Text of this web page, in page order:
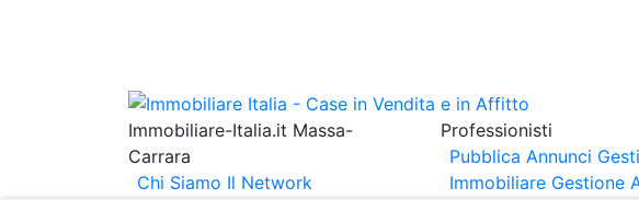
Immobiliare-Italia.it Massa-
Carrara
Chi Siamo Il Network
Professionisti
Pubblica Annunci
Immobiliare Gestione